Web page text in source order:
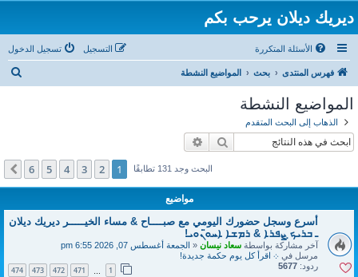
ديريك ديلان يرحب بكم
الأسئلة المتكررة تسجيل الدخول التسجيل
فهرس المنتدى بحث المواضيع النشطة
ب
المواضيع النشطة
الذهاب إلى البحث المتقدم
بحث
البحث وجد 131 تطابقًا 1
2
3
4
5
6 التالي
مواضيع
أسرع وسجل حضورك اليومي مع صبــــاح & مساء الخيـــــر ديريك ديلان
ـ ܒܪܝܟ̣ ܨܦܪܐ & ܪܡܫܐ ܐܚܘ̈ܢܘܝ!
آخر مشاركة بواسطةسعاد نيسان«الجمعة أغسطس 07, 2026 6:55 pm
مرسل في܀ اقرأ كل يوم حكمة جديدة!
ردود: 5677
471
472
473
474